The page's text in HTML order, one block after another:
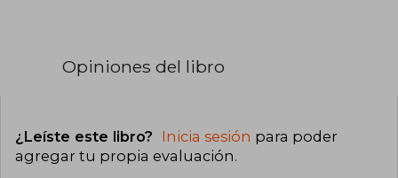
Opiniones del libro
¿Leíste este libro? Inicia sesión para poder
agregar tu propia evaluación.